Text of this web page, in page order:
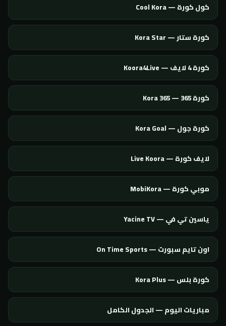
كول كورة — Cool Kora
كورة ستار — Kora Star
كورة 4 لايف — Koora4Live
كورة 365 — Kora 365
كورة جول — Kora Goal
لايف كورة — Live Koora
موبي كورة — MobiKora
ياسين تي في — Yacine TV
اون تايم سبورت — On Time Sports
كورة بلس — Kora Plus
مباريات اليوم — الجدول الكامل